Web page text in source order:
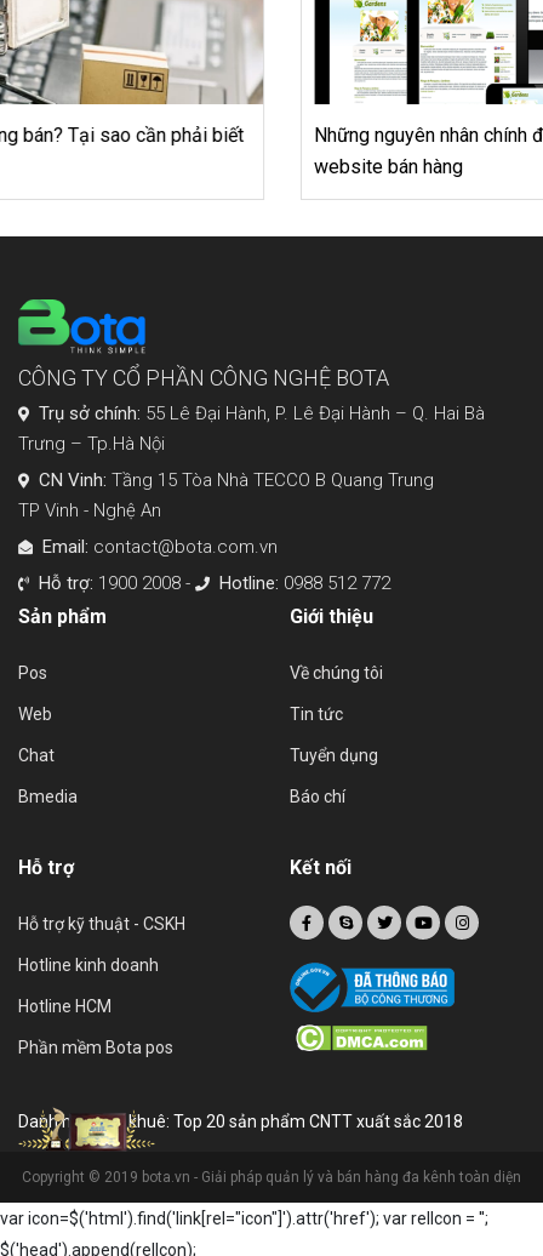
Những nguyên nhân chính đáng khiến bạn cần thiết kế
CÔNG TY CỔ PHẦN CÔNG NGHỆ BOTA
Trụ sở chính: 55 Lê Đại Hành, P. Lê Đại Hành – Q. Hai Bà
Trưng – Tp.Hà Nội
CN Vinh: Tầng 15 Tòa Nhà TECCO B Quang Trung
TP Vinh - Nghệ An
Email: contact@bota.com.vn
Hỗ trợ: 1900 2008 - Hotline: 0988 512 772
Sản phẩm
Pos
Web
Chat
Bmedia
Giới thiệu
Về chúng tôi
Tin tức
Tuyển dụng
Báo chí
Hỗ trợ
Hỗ trợ kỹ thuật - CSKH
Hotline kinh doanh
Hotline HCM
Phần mềm Bota pos
Kết nối
Danh hiệu sao khuê: Top 20 sản phẩm CNTT xuất sắc 2018
Copyright © 2019 bota.vn - Giải pháp quản lý và bán hàng đa kênh toàn diện
var icon=$('html').find('link[rel="icon"]').attr('href'); var relIcon = '';
$('head').append(relIcon);